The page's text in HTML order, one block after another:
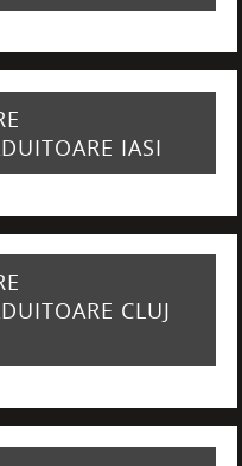
IASI
CLUJ